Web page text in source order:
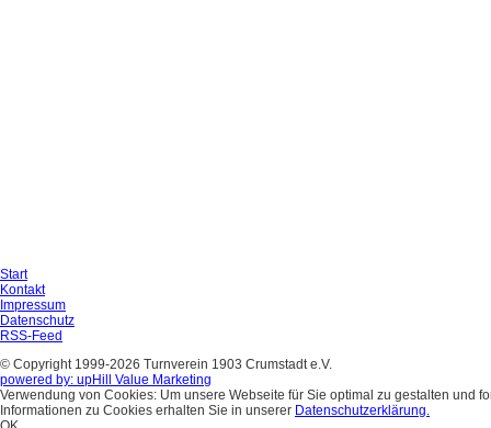
Start
Kontakt
Impressum
Datenschutz
RSS-Feed
© Copyright 1999-2026 Turnverein 1903 Crumstadt e.V.
powered by: upHill Value Marketing
Verwendung von Cookies: Um unsere Webseite für Sie optimal zu gestalten und
Informationen zu Cookies erhalten Sie in unserer Datenschutzerklärung.